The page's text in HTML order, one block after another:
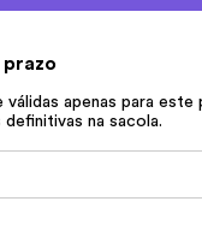
apenas para este
na sacola.